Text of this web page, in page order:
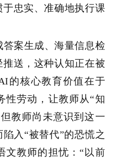
忠实、准确地执行课
案生成、海量信息检
送，这种认知正在被
的核心教育价值在于
性劳动，让教师从“知
教师尚未意识到这一
入“被替代”的恐慌之
文教师的担忧：“以前